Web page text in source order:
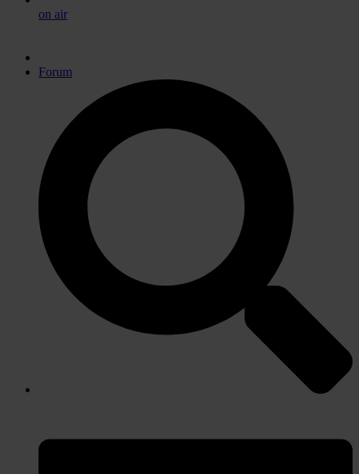
on air
Forum